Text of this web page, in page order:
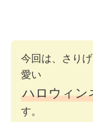
今回は、さり
愛い
ハロウィン
す。